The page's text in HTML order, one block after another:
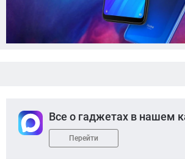
Все о гаджетах в нашем
Перейти